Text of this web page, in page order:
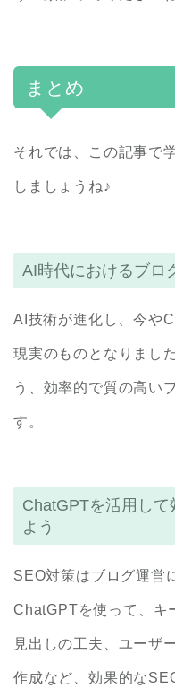
まとめ
それでは、この記事で
しましょうね♪
AI時代におけるブロ
AI技術が進化し、今や
現実のものとなりまし
う、効率的で質の高い
す。
ChatGPTを活用し
よう
SEO対策はブログ運営
ChatGPTを使って、キ
見出しの工夫、ユーザ
作成など、効果的な